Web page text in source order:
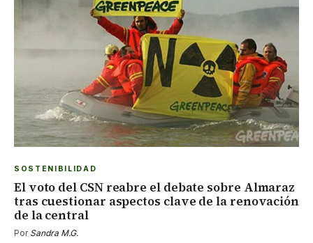
SOSTENIBILIDAD
El voto del CSN reabre el debate sobre Almaraz
tras cuestionar aspectos clave de la renovación
de la central
Por Sandra M.G.